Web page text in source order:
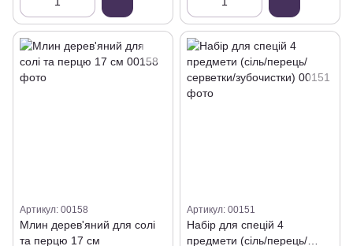
Артикул: 00158
Млин дерев'яний для солі
та перцю 17 см
Артикул: 00151
Набір для спецій 4
предмети (сіль/перець/